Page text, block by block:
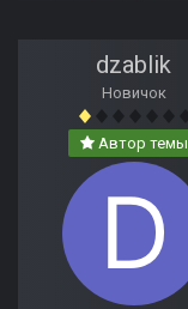
dzablik
Новичок
Автор темы